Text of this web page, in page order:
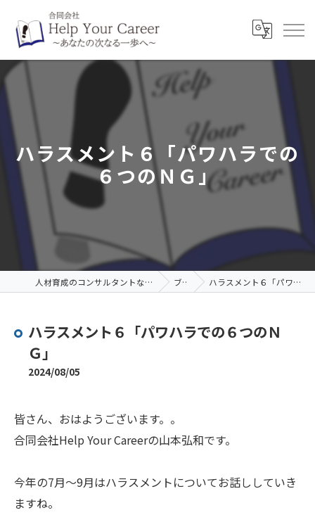
ハラスメント６「パワハラでの
６つのＮＧ」
人材育成のコンサルタントなら合同会社Help Your Career ブログ ハラスメント６「パワハラでの６つのＮＧ」
ハラスメント６「パワハラでの６つのＮ
Ｇ」
2024/08/05
皆さん、おはようございます。。
合同会社Help Your Careerの山本弘和です。
今年の7月～9月はハラスメントについてお話ししていき
ますね。